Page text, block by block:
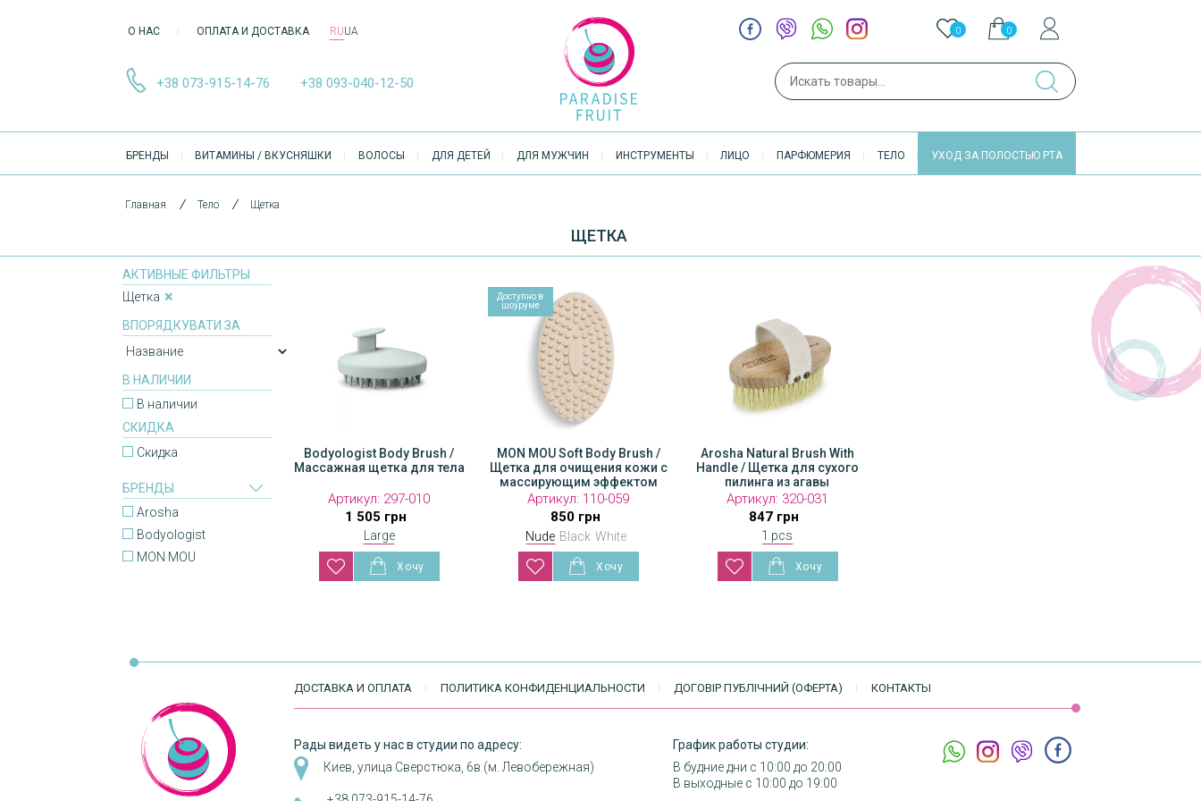
О НАС ОПЛАТА И ДОСТАВКА RUUA
+38 073-915-14-76 +38 093-040-12-50
0 0
Search
НАВІҐАЦІЯ
БРЕНДЫ ВИТАМИНЫ / ВКУСНЯШКИ ВОЛОСЫ ДЛЯ ДЕТЕЙ ДЛЯ МУЖЧИН ИНСТРУМЕНТЫ ЛИЦО ПАРФЮМЕРИЯ ТЕЛО УХОД ЗА ПОЛОСТЬЮ РТА
Главная Тело Щетка
ЩЕТКА
АКТИВНЫЕ ФИЛЬТРЫ
Щетка
ВПОРЯДКУВАТИ ЗА
В НАЛИЧИИ
В наличии
СКИДКА
Скидка
БРЕНДЫ
Arosha
Bodyologist
MON MOU
Bodyologist Body Brush /
Массажная щетка для тела
Артикул: 297-010
1 505 грн
Large
MON MOU Soft Body Brush /
Щетка для очищения кожи с
Артикул:110-086
850 грн
MON MOU Soft Body Brush /
Щетка для очищения кожи с
массирующим эффектом
Артикул: 110-059
850 грн
Доступно в
шоуруме
MON MOU Soft Body Brush /
Щетка для очищения кожи с
массирующим эффектом
Артикул:110-060
850 грн
Щетка для очищения кожи с
Nude Black White
Arosha Natural Brush With
Handle / Щетка для сухого
пилинга из агавы
Артикул: 320-031
847 грн
1 pcs
ДОСТАВКА И ОПЛАТА ПОЛИТИКА КОНФИДЕНЦИАЛЬНОСТИ ДОГОВІР ПУБЛІЧНИЙ (ОФЕРТА) КОНТАКТЫ
Рады видеть у нас в студии по адресу:
Киев, улица Сверстюка, 6в (м. Левобережная)
График работы студии:
В будние дни с 10:00 до 20:00
В выходные с 10:00 до 19:00